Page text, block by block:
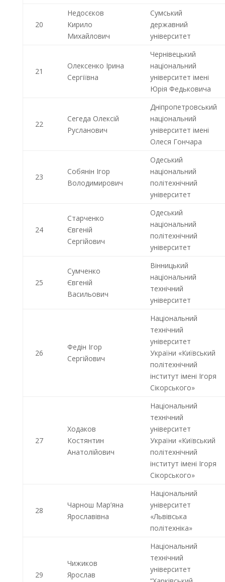
20
Недосєков
Кирило
Михайлович
Сумський
державний
університет
21
Олексенко Ірина
Сергіївна
Чернівецький
національний
університет імені
Юрія Федьковича
22
Сегеда Олексій
Русланович
Дніпропетровський
національний
університет імені
Олеся Гончара
23
Собянін Ігор
Володимирович
Одеський
національний
політехнічний
університет
24
Старченко
Євгеній
Сергійович
Одеський
національний
політехнічний
університет
25
Сумченко
Євгеній
Васильович
Вінницький
національний
технічний
університет
26
Федін Ігор
Сергійович
Національний
технічний
університет
України «Київський
політехнічний
інститут імені Ігоря
Сікорського»
27
Ходаков
Костянтин
Анатолійович
Національний
технічний
університет
України «Київський
політехнічний
інститут імені Ігоря
Сікорського»
28
Чарнош Мар’яна
Ярославівна
Національний
університет
«Львівська
політехніка»
29
Чижиков
Ярослав
Національний
технічний
університет